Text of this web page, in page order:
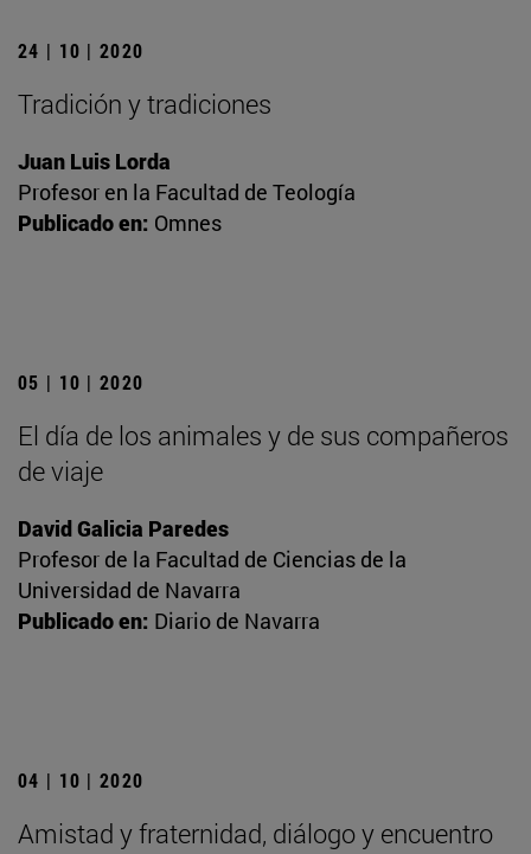
24 | 10 | 2020
Tradición y tradiciones
Juan Luis Lorda
Profesor en la Facultad de Teología
Publicado en: Omnes
05 | 10 | 2020
El día de los animales y de sus compañeros
de viaje
David Galicia Paredes
Profesor de la Facultad de Ciencias de la
Universidad de Navarra
Publicado en: Diario de Navarra
04 | 10 | 2020
Amistad y fraternidad, diálogo y encuentro